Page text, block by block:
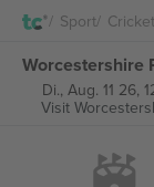
Sport Cricket
Di., Aug. 11 26,
Visit